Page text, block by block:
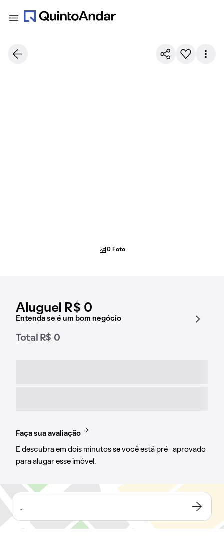
Aluguel R$ 0
Entenda se é um bom negócio
Total R$ 0
Faça sua avaliação
E descubra em dois minutos se você está pré-aprovado
para alugar esse imóvel.
0 Foto
,